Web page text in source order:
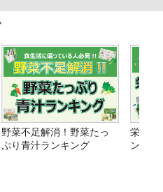
野菜不足解消！野菜たっ
ぷり青汁ランキング
栄養価
ング